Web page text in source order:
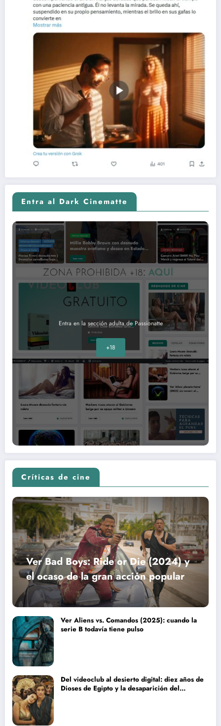
Entra al Dark Cinematte
Entra en la sección adulta de Passionatte
+18
Críticas de cine
Ver Bad Boys: Ride or Die (2024) y
el ocaso de la gran acción popular
Ver Aliens vs. Comandos (2025): cuando la
serie B todavía tiene pulso
Del videoclub al desierto digital: diez años de
Dioses de Egipto y la desaparición del